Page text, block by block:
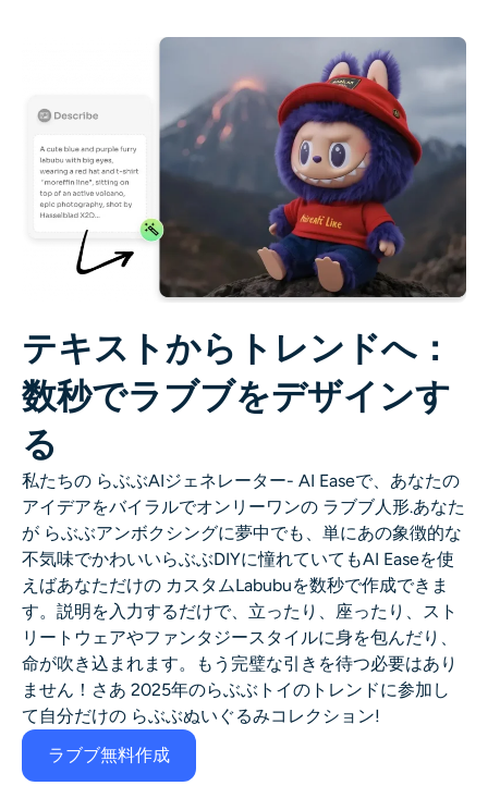
テキストからトレンドへ：
数秒でラブブをデザインす
る
私たちの らぶぶAIジェネレーター- AI Easeで、あなたの
アイデアをバイラルでオンリーワンの ラブブ人形.あなた
が らぶぶアンボクシングに夢中でも、単にあの象徴的な
不気味でかわいいらぶぶDIYに憧れていてもAI Easeを使
えばあなただけの カスタムLabubuを数秒で作成できま
す。説明を入力するだけで、立ったり、座ったり、スト
リートウェアやファンタジースタイルに身を包んだり、
命が吹き込まれます。もう完璧な引きを待つ必要はあり
ません！さあ 2025年のらぶぶトイのトレンドに参加し
て 自分だけの らぶぶぬいぐるみコレクション!
ラブブ無料作成